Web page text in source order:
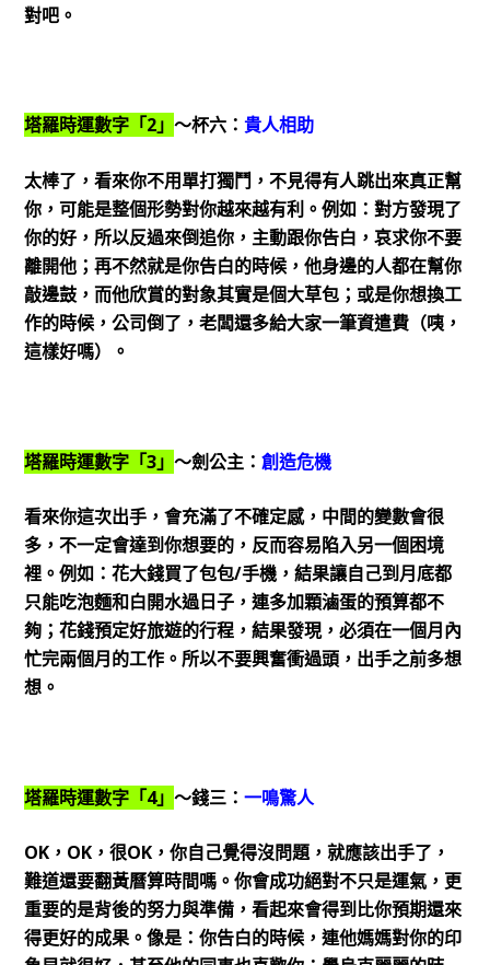
對吧。
塔羅時運數字「2」 ～杯六： 貴人相助
太棒了，看來你不用單打獨鬥，不見得有人跳出來真正幫
你，可能是整個形勢對你越來越有利。例如：對方發現了
你的好，所以反過來倒追你，主動跟你告白，哀求你不要
離開他；再不然就是你告白的時候，他身邊的人都在幫你
敲邊鼓，而他欣賞的對象其實是個大草包；或是你想換工
作的時候，公司倒了，老闆還多給大家一筆資遣費（咦，
這樣好嗎）。
塔羅時運數字「3」 ～劍公主： 創造危機
看來你這次出手，會充滿了不確定感，中間的變數會很
多，不一定會達到你想要的，反而容易陷入另一個困境
裡。例如：花大錢買了包包/手機，結果讓自己到月底都
只能吃泡麵和白開水過日子，連多加顆滷蛋的預算都不
夠；花錢預定好旅遊的行程，結果發現，必須在一個月內
忙完兩個月的工作。所以不要興奮衝過頭，出手之前多想
想。
塔羅時運數字「4」 ～錢三： 一鳴驚人
OK，OK，很OK，你自己覺得沒問題，就應該出手了，
難道還要翻黃曆算時間嗎。你會成功絕對不只是運氣，更
重要的是背後的努力與準備，看起來會得到比你預期還來
得更好的成果。像是：你告白的時候，連他媽媽對你的印